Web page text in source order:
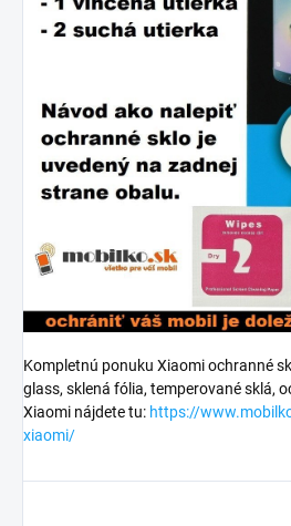
Kompletnú ponuku Xiaomi ochranné
glass, sklená fólia, temperované sklá,
Xiaomi nájdete tu: https://
xiaomi/